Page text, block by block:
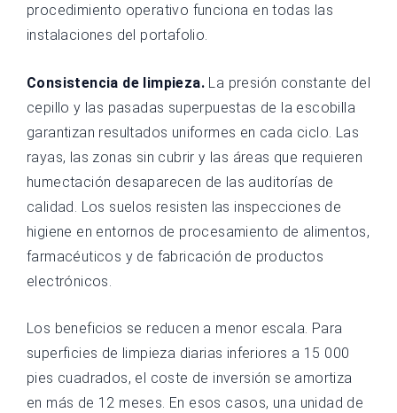
procedimiento operativo funciona en todas las
instalaciones del portafolio.
Consistencia de limpieza. La presión constante del
cepillo y las pasadas superpuestas de la escobilla
garantizan resultados uniformes en cada ciclo. Las
rayas, las zonas sin cubrir y las áreas que requieren
humectación desaparecen de las auditorías de
calidad. Los suelos resisten las inspecciones de
higiene en entornos de procesamiento de alimentos,
farmacéuticos y de fabricación de productos
electrónicos.
Los beneficios se reducen a menor escala. Para
superficies de limpieza diarias inferiores a 15 000
pies cuadrados, el coste de inversión se amortiza
en más de 12 meses. En esos casos, una unidad de